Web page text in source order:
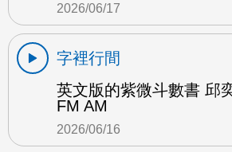
2026/06/17
字裡行間
英文版的紫微斗數書 邱
FM AM
2026/06/16